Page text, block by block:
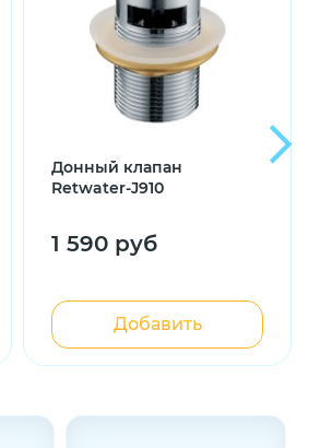
Донный клапан
Retwater-J910
1 590 руб
Добавить